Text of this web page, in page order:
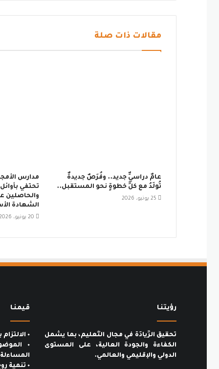
مقالات ذات صلة
عامٌ دراسيٌّ جديد.. وفُرَصٌ جديدةٌ
تُولَدُ مع كلِّ خطوةٍ نحو المستقبل..
25 يونيو، 2026
مدارس
تحتفي
والحاصلين
الشهادة
20 يونيو، 2026
رؤيتنـا
تحقيق الرِّيادَة في مجال التَّعليم، بما يشمل
الكفاءة والجودة العالية، على المستوى
الدولي والإقليمي والعالمي.
قيمنـا
٠ الالتزام بالمعايير الأخلاقية والمهنية.
٠
٠ تنمية روح المسؤولية تجاه المجتمع.